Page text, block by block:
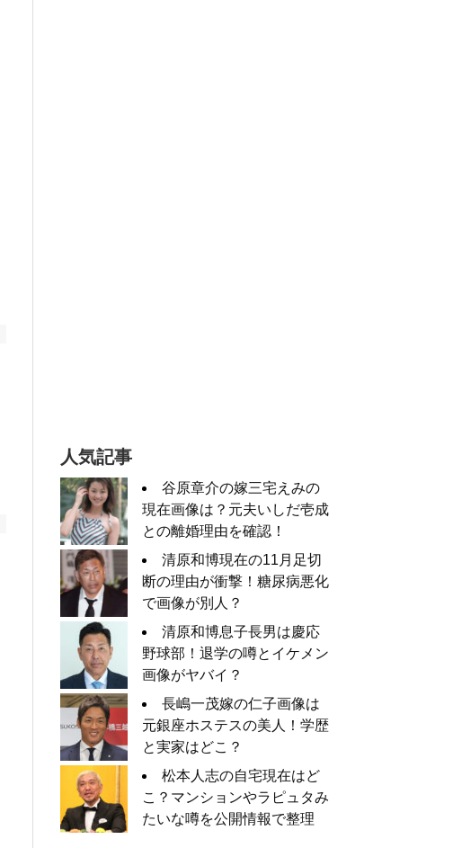
人気記事
谷原章介の嫁三宅えみの
現在画像は？元夫いしだ壱成
との離婚理由を確認！
清原和博現在の11月足切
断の理由が衝撃！糖尿病悪化
で画像が別人？
清原和博息子長男は慶応
野球部！退学の噂とイケメン
画像がヤバイ？
長嶋一茂嫁の仁子画像は
元銀座ホステスの美人！学歴
と実家はどこ？
松本人志の自宅現在はど
こ？マンションやラピュタみ
たいな噂を公開情報で整理